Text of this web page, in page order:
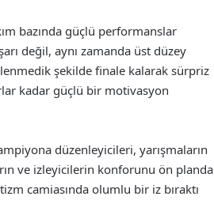
bazında güçlü performanslar
değil, aynı zamanda üst düzey
şekilde finale kalarak sürpriz
kadar güçlü bir motivasyon
düzenleyicileri, yarışmaların
ve izleyicilerin konforunu ön planda
camiasında olumlu bir iz bıraktı